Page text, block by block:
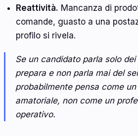
Reattività. Mancanza di
comande, guasto a una
profilo si rivela.
Se un candidato parla solo
prepara e non parla mai del
probabilmente pensa come
amatoriale, non come un
operativo.